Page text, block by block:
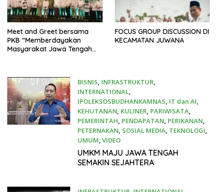
Meet and Greet bersama
PKB “Memberdayakan
Masyarakat Jawa Tengah
FOCUS GROUP DISCUSSION DI
KECAMATAN JUWANA
BISNIS, INFRASTRUKTUR,
INTERNATIONAL,
IPOLEKSOSBUDHANKAMNAS, IT dan AI,
KEHUTANAN, KULINER, PARIWISATA,
PEMERINTAH, PENDAPATAN, PERIKANAN,
PETERNAKAN, SOSIAL MEDIA, TEKNOLOGI,
UMUM, VIDEO
December 13, 2024
UMKM MAJU JAWA TENGAH
SEMAKIN SEJAHTERA